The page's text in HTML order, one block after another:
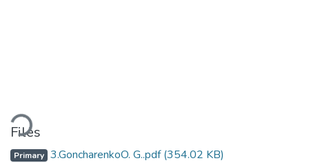
Files
Primary 3.GoncharenkoO. G..pdf(354.02 KB)